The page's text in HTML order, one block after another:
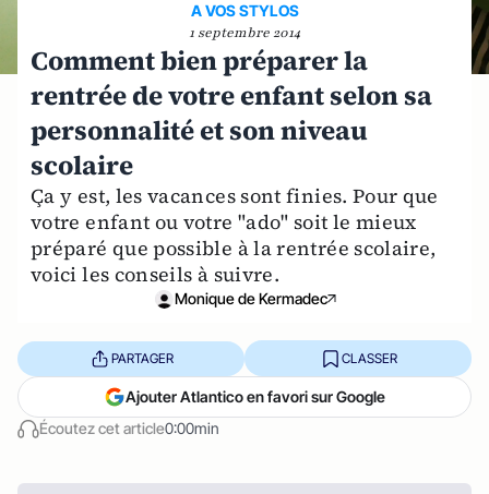
A VOS STYLOS
1 septembre 2014
Comment bien préparer la
rentrée de votre enfant selon sa
personnalité et son niveau
scolaire
Ça y est, les vacances sont finies. Pour que
votre enfant ou votre "ado" soit le mieux
préparé que possible à la rentrée scolaire,
voici les conseils à suivre.
Monique de Kermadec
Écoutez cet article0:00min
PARTAGER CLASSER
Ajouter Atlantico en favori sur Google